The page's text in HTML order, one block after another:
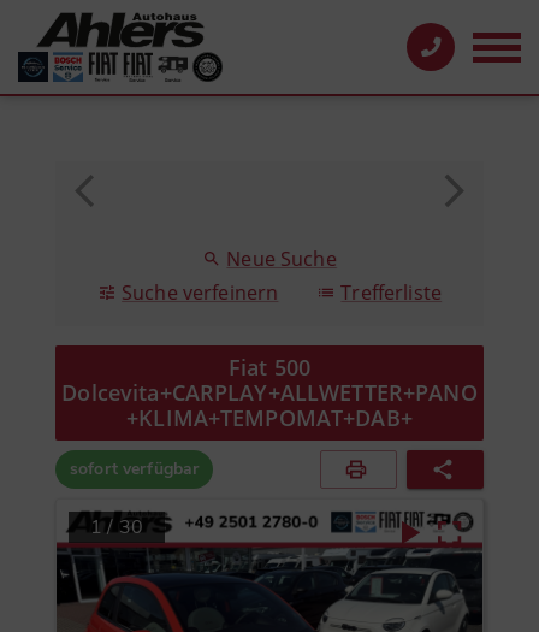
Neue Suche
Suche verfeinern
Trefferliste
Fiat 500
Dolcevita+CARPLAY+ALLWETTER+PANO
+KLIMA+TEMPOMAT+DAB+
sofort verfügbar
1/ 30